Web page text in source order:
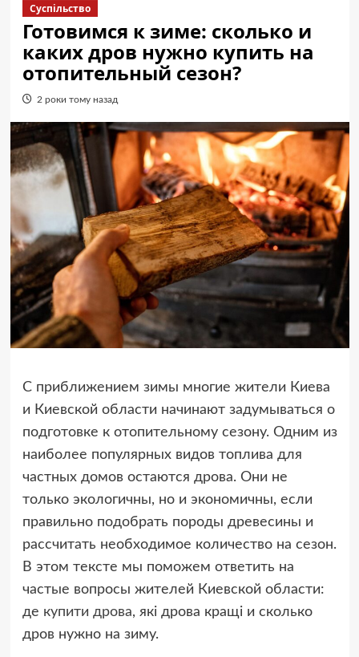
Суспільство
Готовимся к зиме: сколько и
каких дров нужно купить на
отопительный сезон?
2 роки тому назад
С приближением зимы многие жители Киева
и Киевской области начинают задумываться о
подготовке к отопительному сезону. Одним из
наиболее популярных видов топлива для
частных домов остаются дрова. Они не
только экологичны, но и экономичны, если
правильно подобрать породы древесины и
рассчитать необходимое количество на сезон.
В этом тексте мы поможем ответить на
частые вопросы жителей Киевской области:
де купити дрова, які дрова кращі и сколько
дров нужно на зиму.